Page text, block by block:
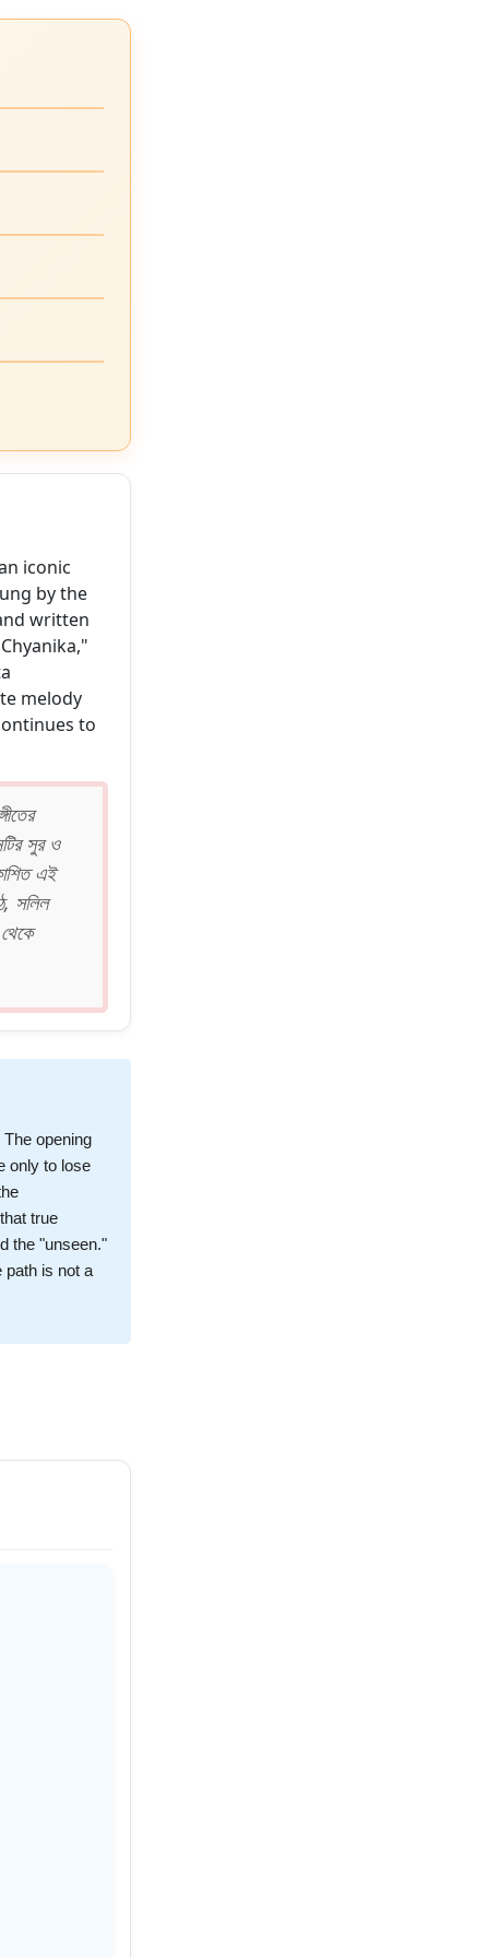
iconic
by the
written
melody
to
সুর ও
এই
সলিল
opening
only to lose
true
the "unseen."
path is not a